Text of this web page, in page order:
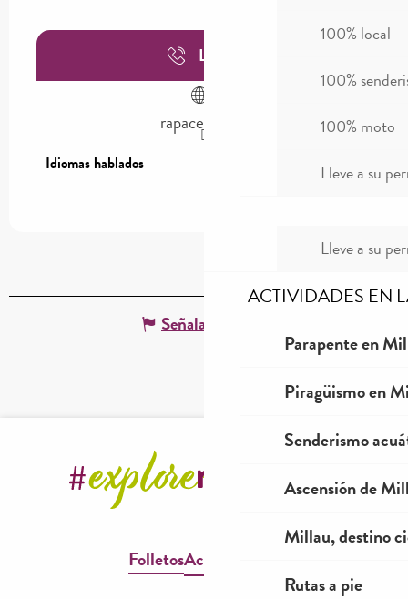
100% local
100%
100% moto
Lleve a su
Lleve a su
ACTIVIDADES EN
Parapente en
Piragüismo en
Senderismo
Ascensión de
Millau, destino
Rutas a pie
Llamar
rapaces.lpo.fr
Idiomas hablados
Idiomas hablados
Señalar un error
FolletosAccesibilidad